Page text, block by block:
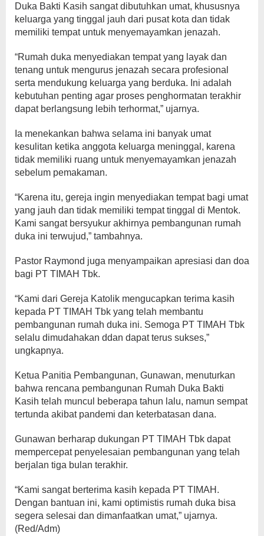
Duka Bakti Kasih sangat dibutuhkan umat, khususnya
keluarga yang tinggal jauh dari pusat kota dan tidak
memiliki tempat untuk menyemayamkan jenazah.
“Rumah duka menyediakan tempat yang layak dan
tenang untuk mengurus jenazah secara profesional
serta mendukung keluarga yang berduka. Ini adalah
kebutuhan penting agar proses penghormatan terakhir
dapat berlangsung lebih terhormat,” ujarnya.
Ia menekankan bahwa selama ini banyak umat
kesulitan ketika anggota keluarga meninggal, karena
tidak memiliki ruang untuk menyemayamkan jenazah
sebelum pemakaman.
“Karena itu, gereja ingin menyediakan tempat bagi umat
yang jauh dan tidak memiliki tempat tinggal di Mentok.
Kami sangat bersyukur akhirnya pembangunan rumah
duka ini terwujud,” tambahnya.
Pastor Raymond juga menyampaikan apresiasi dan doa
bagi PT TIMAH Tbk.
“Kami dari Gereja Katolik mengucapkan terima kasih
kepada PT TIMAH Tbk yang telah membantu
pembangunan rumah duka ini. Semoga PT TIMAH Tbk
selalu dimudahakan ddan dapat terus sukses,”
ungkapnya.
Ketua Panitia Pembangunan, Gunawan, menuturkan
bahwa rencana pembangunan Rumah Duka Bakti
Kasih telah muncul beberapa tahun lalu, namun sempat
tertunda akibat pandemi dan keterbatasan dana.
Gunawan berharap dukungan PT TIMAH Tbk dapat
mempercepat penyelesaian pembangunan yang telah
berjalan tiga bulan terakhir.
“Kami sangat berterima kasih kepada PT TIMAH.
Dengan bantuan ini, kami optimistis rumah duka bisa
segera selesai dan dimanfaatkan umat,” ujarnya.
(Red/Adm)